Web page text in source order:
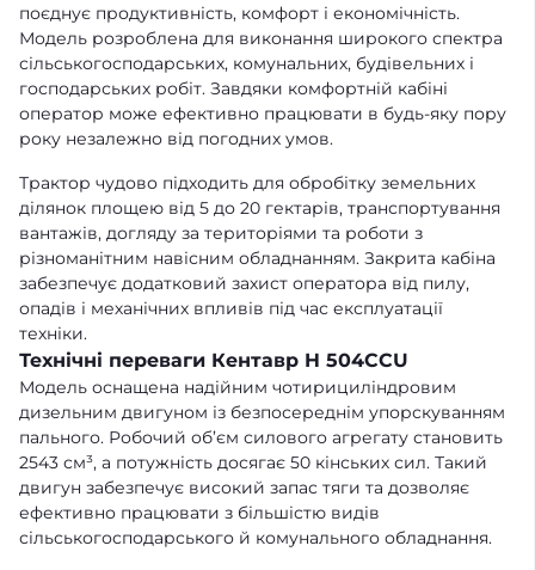
поєднує продуктивність, комфорт і економічність.
Модель розроблена для виконання широкого спектра
сільськогосподарських, комунальних, будівельних і
господарських робіт. Завдяки комфортній кабіні
оператор може ефективно працювати в будь-яку пору
року незалежно від погодних умов.
Трактор чудово підходить для обробітку земельних
ділянок площею від 5 до 20 гектарів, транспортування
вантажів, догляду за територіями та роботи з
різноманітним навісним обладнанням. Закрита кабіна
забезпечує додатковий захист оператора від пилу,
опадів і механічних впливів під час експлуатації
техніки.
Технічні переваги Кентавр H 504CCU
Модель оснащена надійним чотирициліндровим
дизельним двигуном із безпосереднім упорскуванням
пального. Робочий об’єм силового агрегату становить
2543 см³, а потужність досягає 50 кінських сил. Такий
двигун забезпечує високий запас тяги та дозволяє
ефективно працювати з більшістю видів
сільськогосподарського й комунального обладнання.